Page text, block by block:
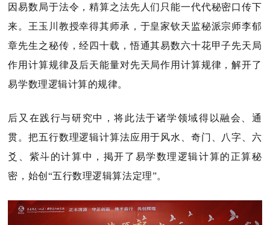
因易数局于法令，精算之法先人们只能一代代秘密口传下
来。王玉川教授幸得其师承，于皇家钦天监秘派宗师李郁
章先生之秘传，经四十载，悟通其易数六十花甲子先天局
作用计算规律及后天能量对先天局作用计算规律，解开了
易学数理逻辑计算的规律。
后又在践行与研究中，将此法于诸学领域得以融会、通
贯。把五行数理逻辑计算法应用于风水、奇门、八字、六
爻、紫斗的计算中，掲开了易学数理逻辑计算的正算秘
密，始创“五行数理逻辑算法定理”。